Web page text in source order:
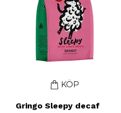
KÖP
Gringo Sleepy decaf